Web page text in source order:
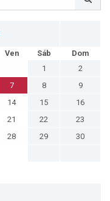
Ven Sáb
Dom
1
2
7 8
9
14 15
16
21 22
23
28 29
30